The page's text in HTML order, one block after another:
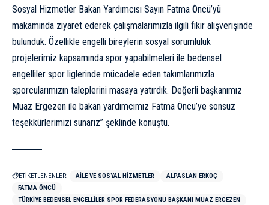
Sosyal Hizmetler Bakan Yardımcısı Sayın Fatma Öncü’yü
makamında ziyaret ederek çalışmalarımızla ilgili fikir alışverişinde
bulunduk. Özellikle engelli bireylerin sosyal sorumluluk
projelerimiz kapsamında spor yapabilmeleri ile bedensel
engelliler spor liglerinde mücadele eden takımlarımızla
sporcularımızın taleplerini masaya yatırdık. Değerli başkanımız
Muaz Ergezen ile bakan yardımcımız Fatma Öncü’ye sonsuz
teşekkürlerimizi sunarız” şeklinde konuştu.
ETİKETLENENLER: AILE VE SOSYAL HIZMETLER
ALPASLAN ERKOÇ
FATMA ÖNCÜ
TÜRKIYE BEDENSEL ENGELLILER SPOR FEDERASYONU BAŞKANI MUAZ ERGEZEN